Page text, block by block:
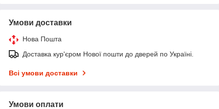
Умови доставки
Нова Пошта
Доставка кур'єром Нової пошти до дверей по Україні.
Всі умови доставки
Умови оплати